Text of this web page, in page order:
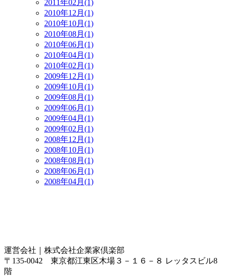
2011年02月(1)
2010年12月(1)
2010年10月(1)
2010年08月(1)
2010年06月(1)
2010年04月(1)
2010年02月(1)
2009年12月(1)
2009年10月(1)
2009年08月(1)
2009年06月(1)
2009年04月(1)
2009年02月(1)
2008年12月(1)
2008年10月(1)
2008年08月(1)
2008年06月(1)
2008年04月(1)
運営会社｜ 株式会社企業家倶楽部
〒135-0042 東京都江東区木場３－１６－８ レッタスビル8
階